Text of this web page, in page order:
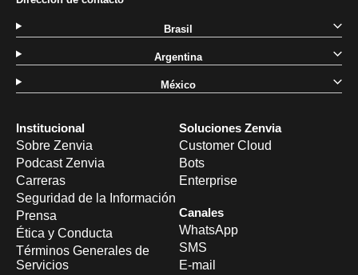
Institucional
Sobre Zenvia
Podcast Zenvia
Carreras
Seguridad de la Información
Prensa
Ética y Conducta
Términos Generales de
Servicios
Soluciones Zenvia
Customer Cloud
Bots
Enterprise
Canales
WhatsApp
SMS
E-mail
Brasil
Argentina
México